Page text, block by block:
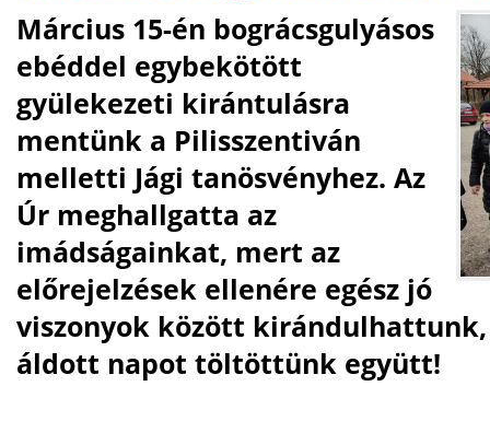
Március 15-én bográcsgulyásos
ebéddel egybekötött
gyülekezeti kirántulásra
mentünk a Pilisszentiván
melletti Jági tanösvényhez. Az
Úr meghallgatta az
imádságainkat, mert az
előrejelzések ellenére egész jó
viszonyok között kirándulhattunk,
áldott napot töltöttünk együtt!